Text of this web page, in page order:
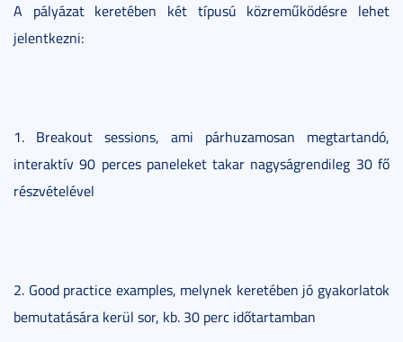
A pályázat keretében két típusú közreműködésre lehet
jelentkezni:
1. Breakout sessions, ami párhuzamosan megtartandó,
interaktív 90 perces paneleket takar nagyságrendileg 30 fő
részvételével
2. Good practice examples, melynek keretében jó gyakorlatok
bemutatására kerül sor, kb. 30 perc időtartamban